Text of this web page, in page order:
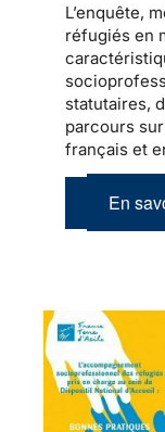
L’enquête,
réfugiés en
statutaires,
parcours
français et
En